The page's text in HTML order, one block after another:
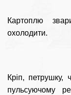
Картоплю
охолодити.
Кріп, петрушку,
пульсуючому